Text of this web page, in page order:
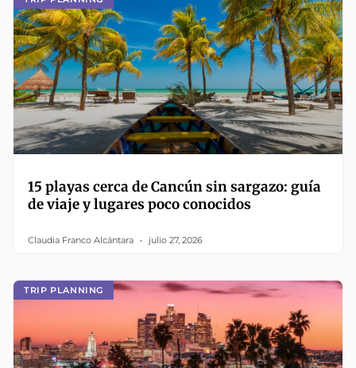
15 playas cerca de Cancún sin sargazo: guía
de viaje y lugares poco conocidos
Claudia Franco Alcántara julio 27, 2026
TRIP PLANNING